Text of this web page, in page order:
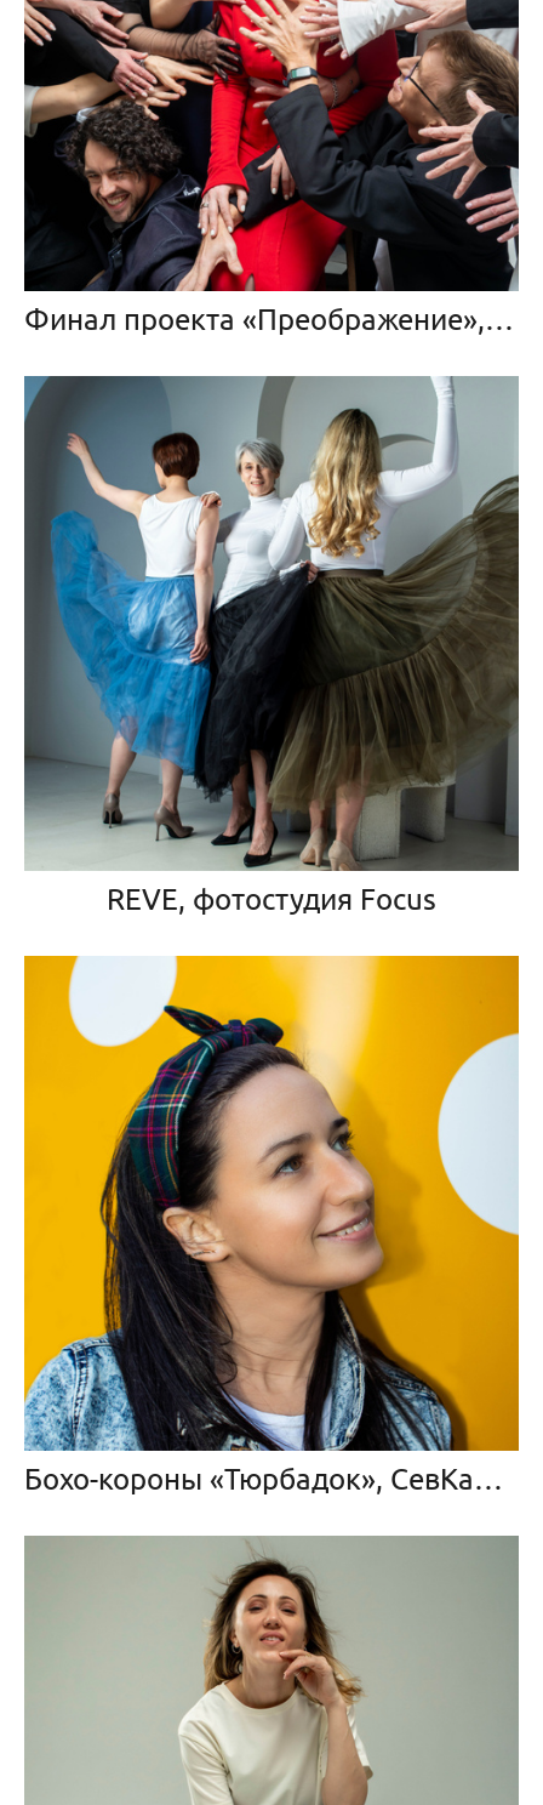
Финал проекта «Преображение», BEDFORD STUDIO
REVE, фотостудия Focus
Бохо-короны «Тюрбадок», СевКабель